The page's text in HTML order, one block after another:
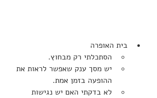
בית האופרה
הסתכלתי רק מבחוץ.
יש מסך ענק שאפשר לראות את
ההופעה בזמן אמת.
לא בדקתי האם יש נגישות